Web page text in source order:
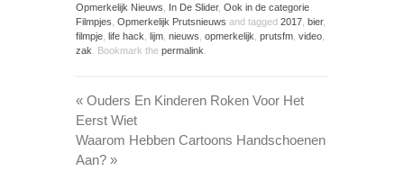
Opmerkelijk Nieuws
In De Slider, Ook in de categorie
Filmpjes Opmerkelijk Prutsnieuws and tagged 2017 bier,
filmpje life hack lijm nieuws opmerkelijk prutsfm video
zak . Bookmark the permalink
« Ouders En Kinderen Roken Voor Het
Eerst Wiet
Waarom Hebben Cartoons Handschoenen
Aan? »